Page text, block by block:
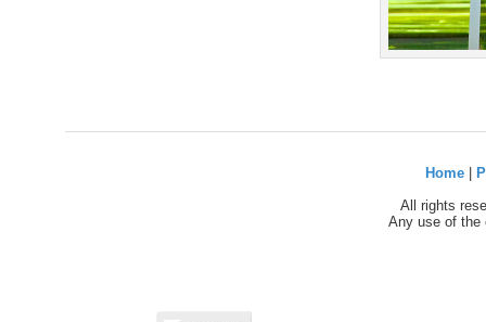
Home|
All rights
Any use of the